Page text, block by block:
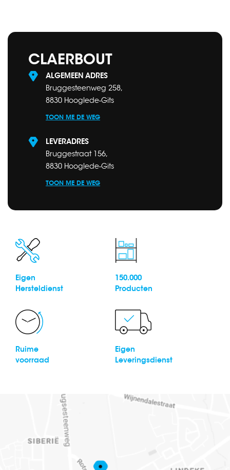
CLAERBOUT
ALGEMEEN ADRES
Bruggesteenweg 258,
8830 Hooglede-Gits
TOON ME DE WEG
LEVERADRES
Bruggestraat 156,
8830 Hooglede-Gits
TOON ME DE WEG
Eigen
Hersteldienst
150.000
Producten
Ruime
voorraad
Eigen
Leveringsdienst